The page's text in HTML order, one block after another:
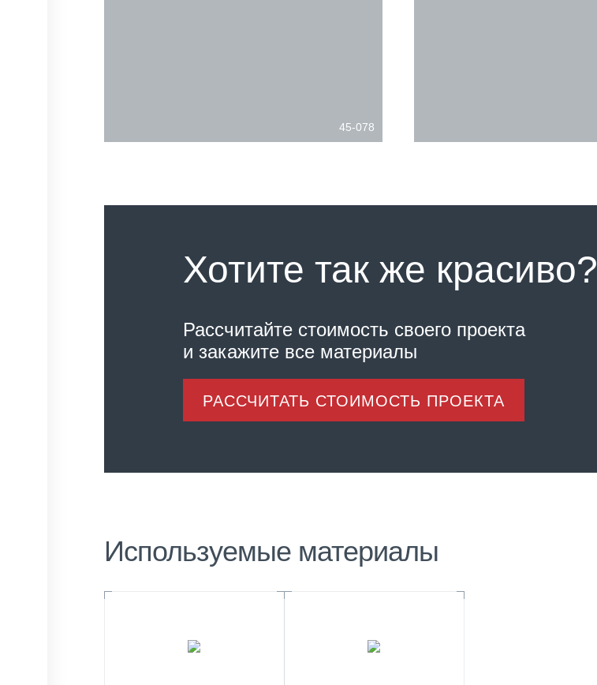
45-078
Хотите так же красиво?
Рассчитайте стоимость своего проекта
и закажите все материалы
РАССЧИТАТЬ СТОИМОСТЬ ПРОЕКТА
Используемые материалы